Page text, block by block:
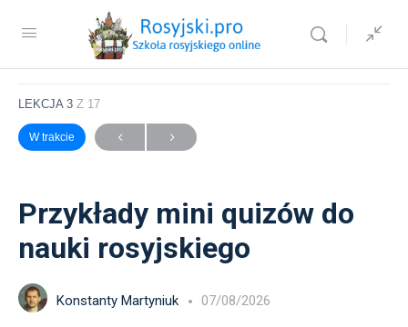
Sprawdź jak wygląda nasz kurs języka rosyjskiego
LEKCJA 3 Z 17
W trakcie
Przykłady mini quizów do
nauki rosyjskiego
Konstanty Martyniuk 07/08/2026